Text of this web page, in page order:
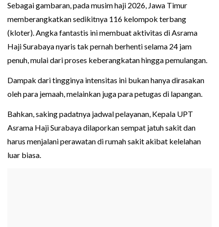
Sebagai gambaran, pada musim haji 2026, Jawa Timur
memberangkatkan sedikitnya 116 kelompok terbang
(kloter). Angka fantastis ini membuat aktivitas di Asrama
Haji Surabaya nyaris tak pernah berhenti selama 24 jam
penuh, mulai dari proses keberangkatan hingga pemulangan.
Dampak dari tingginya intensitas ini bukan hanya dirasakan
oleh para jemaah, melainkan juga para petugas di lapangan.
Bahkan, saking padatnya jadwal pelayanan, Kepala UPT
Asrama Haji Surabaya dilaporkan sempat jatuh sakit dan
harus menjalani perawatan di rumah sakit akibat kelelahan
luar biasa.